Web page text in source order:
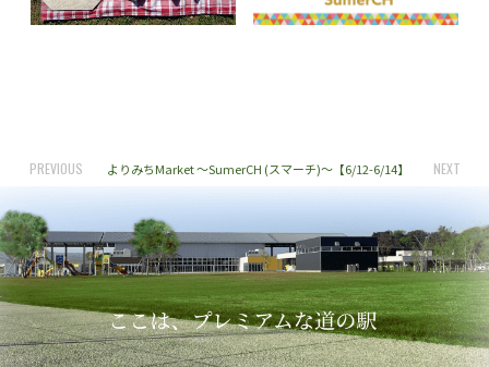
PREVIOUS よりみちMarket ～SumerCH (スマーチ)～【6/12-6/14】 NEXT